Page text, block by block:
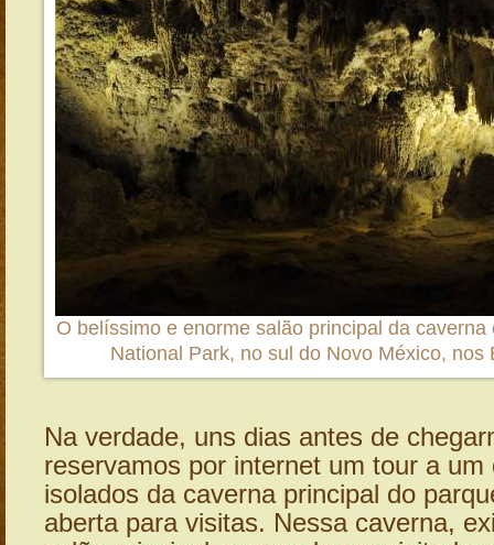
O belíssimo e enorme salão principal da
National Park, no sul do Novo México, nos
Na verdade, uns dias antes de
reservamos por internet um tour a um
isolados da caverna principal do
aberta para visitas. Nessa caverna,